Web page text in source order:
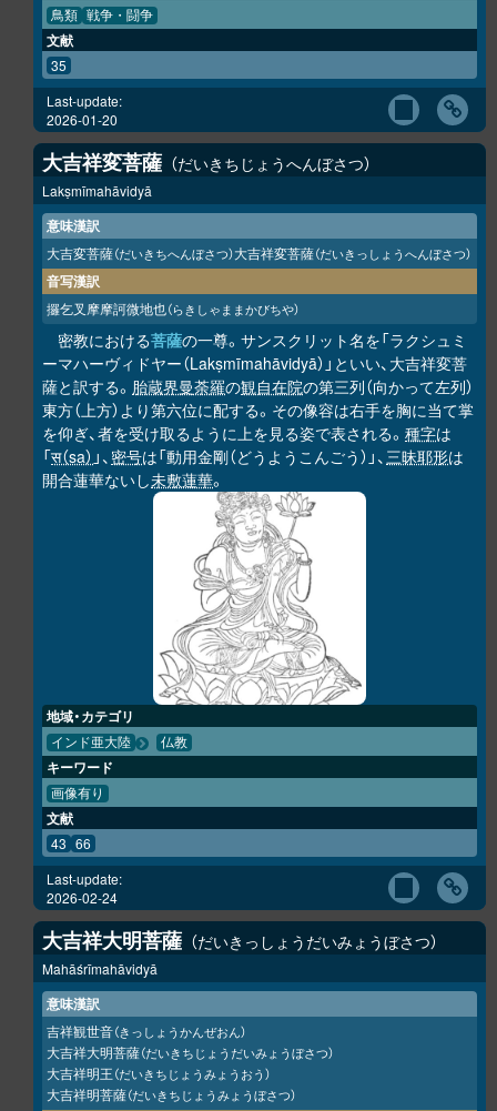
鳥類 戦争・闘争
文献
35
Last-update:
2026-01-20
大吉祥変菩薩 だいきちじょうへんぼさつ
Lakṣmīmahāvidyā
意味漢訳
大吉変菩薩（だいきちへんぼさつ）大吉祥変菩薩（だいきっしょうへんぼさつ）
音写漢訳
攞乞叉摩摩訶微地也（らきしゃままかびちや）
密教における菩薩の一尊。サンスクリット名を「ラクシュミ
ーマハーヴィドヤー（Lakṣmīmahāvidyā）」といい、大吉祥変菩
薩と訳する。 胎蔵界曼荼羅の観自在院の第三列（向かって左列）
東方（上方）より第六位に配する。その像容は右手を胸に当て掌
を仰ぎ、者を受け取るように上を見る姿で表される。 種字は
「स（sa） 」、 密号は「動用金剛（どうようこんごう）」、三昧耶形は
開合蓮華ないし未敷蓮華。
地域・カテゴリ
インド亜大陸 仏教
キーワード
画像有り
文献
43 66
Last-update:
2026-02-24
大吉祥大明菩薩 だいきっしょうだいみょうぼさつ
Mahāśrīmahāvidyā
意味漢訳
吉祥観世音（きっしょうかんぜおん）
大吉祥大明菩薩（だいきちじょうだいみょうぼさつ）
大吉祥明王（だいきちじょうみょうおう）
大吉祥明菩薩（だいきちじょうみょうぼさつ）